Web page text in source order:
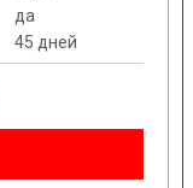
да
45 дней